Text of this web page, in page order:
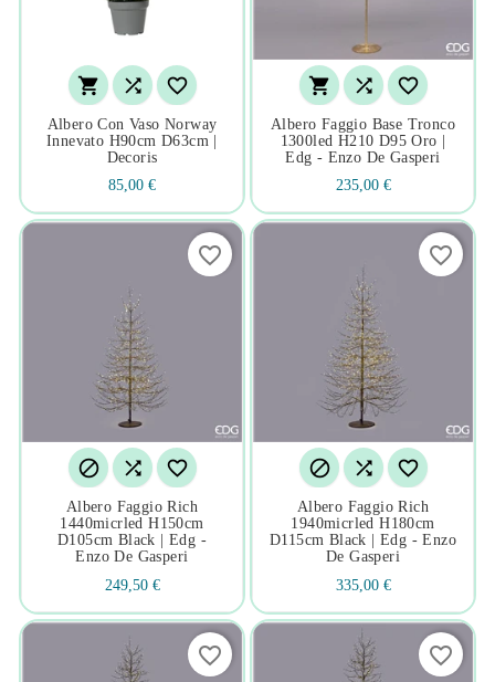
  
Albero Con Vaso Norway
Innevato H90cm D63cm |
Decoris
85,00 €
  
Albero Faggio Base Tronco
1300led H210 D95 Oro |
Edg - Enzo De Gasperi
235,00 €
  
Albero Faggio Rich
1440micrled H150cm
D105cm Black | Edg -
Enzo De Gasperi
249,50 €
favorite_border
  
Albero Faggio Rich
1940micrled H180cm
D115cm Black | Edg - Enzo
De Gasperi
335,00 €
favorite_border
favorite_border favorite_border